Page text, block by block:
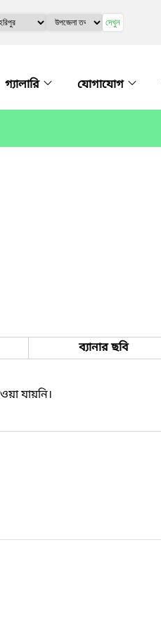
দেখুন
গ্যালারি যোগাযোগ
ব্যানার ছবি
যায়নি।